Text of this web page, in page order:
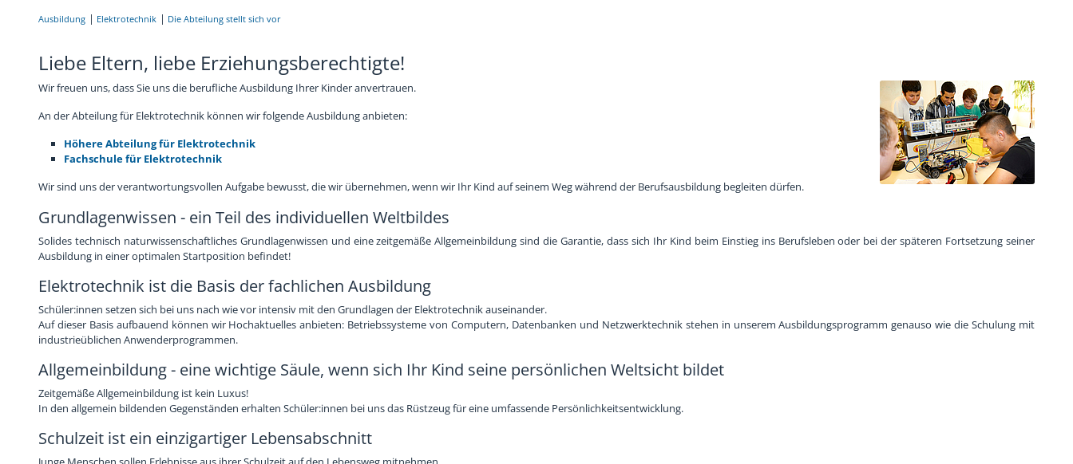
Ausbildung Elektrotechnik Die Abteilung stellt sich vor
Liebe Eltern, liebe Erziehungsberechtigte!
Wir freuen uns, dass Sie uns die berufliche Ausbildung Ihrer Kinder anvertrauen.
An der Abteilung für Elektrotechnik können wir folgende Ausbildung anbieten:
Höhere Abteilung für Elektrotechnik
Fachschule für Elektrotechnik
Wir sind uns der verantwortungsvollen Aufgabe bewusst, die wir übernehmen, wenn wir Ihr Kind auf seinem Weg während der Berufsausbildung begleiten dürfen.
Grundlagenwissen - ein Teil des individuellen Weltbildes
Solides technisch naturwissenschaftliches Grundlagenwissen und eine zeitgemäße Allgemeinbildung sind die Garantie, dass sich Ihr Kind beim Einstieg ins Berufsleben oder bei der späteren Fortsetzung seiner
Ausbildung in einer optimalen Startposition befindet!
Elektrotechnik ist die Basis der fachlichen Ausbildung
Schüler:innen setzen sich bei uns nach wie vor intensiv mit den Grundlagen der Elektrotechnik auseinander.
Auf dieser Basis aufbauend können wir Hochaktuelles anbieten: Betriebssysteme von Computern, Datenbanken und Netzwerktechnik stehen in unserem Ausbildungsprogramm genauso wie die Schulung mit
industrieüblichen Anwenderprogrammen.
Allgemeinbildung - eine wichtige Säule, wenn sich Ihr Kind seine persönlichen Weltsicht bildet
Zeitgemäße Allgemeinbildung ist kein Luxus!
In den allgemein bildenden Gegenständen erhalten Schüler:innen bei uns das Rüstzeug für eine umfassende Persönlichkeitsentwicklung.
Schulzeit ist ein einzigartiger Lebensabschnitt
Chronik
Sponsoren